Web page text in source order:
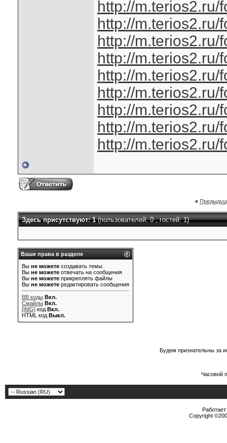
http://
http://
http://
http://
http://
http://
http://
http://
http://
«
Здесь присутствуют: 1(пользователей: 0 , гостей: 1)
Ваши права в разделе
Вы не можете создавать темы
Вы не можете отвечать на сообщения
Вы не можете прикреплять файлы
Вы не можете редактировать сообщения
BB коды Вкл.
Смайлы Вкл.
[IMG] код Вкл.
HTML код Выкл.
Будем признательны за
Часовой
Copyright